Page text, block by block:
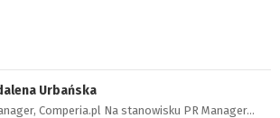
Urbańska
Comperia.pl Na stanowisku PR Manager…